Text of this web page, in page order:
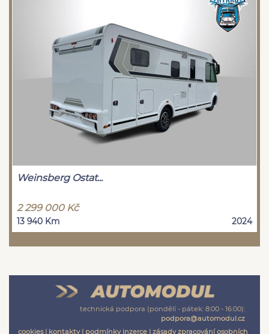
Weinsberg Ostat...
2 299 000 Kč
13 940 Km 2024
technická podpora (pondělí - pátek: 8:00 - 16:00):
podpora@automodul.cz
cookies| kontakty| podmínky inzerce | zásady zpracování osobních